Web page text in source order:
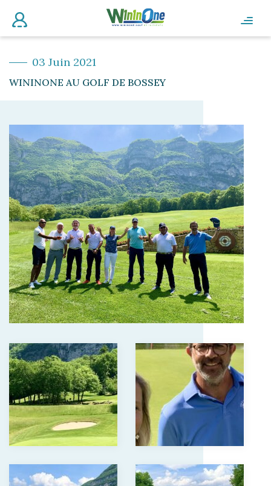
03 Juin 2021
WININONE AU GOLF DE BOSSEY